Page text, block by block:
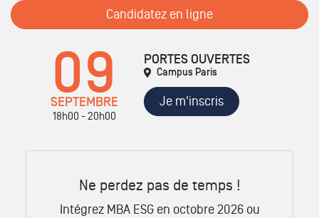
Candidatez en ligne
09
SEPTEMBRE
18h00 - 20h00
PORTES OUVERTES
Campus Paris
Je m'inscris
Ne perdez pas de temps !
Intégrez MBA ESG en octobre 2026 ou